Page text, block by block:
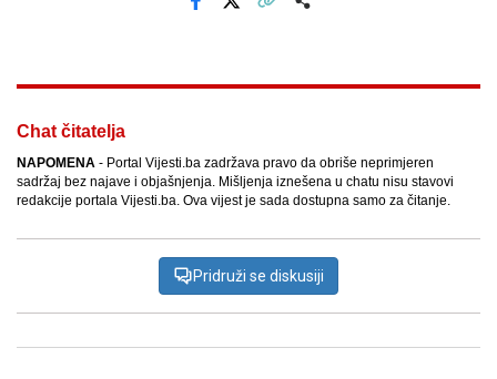
Chat čitatelja
NAPOMENA - Portal Vijesti.ba zadržava pravo da obriše neprimjeren
sadržaj bez najave i objašnjenja. Mišljenja iznešena u chatu nisu stavovi
redakcije portala Vijesti.ba. Ova vijest je sada dostupna samo za čitanje.
Pridruži se diskusiji